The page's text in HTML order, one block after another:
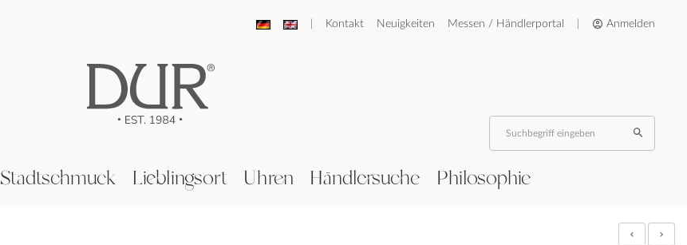
Kontakt Neuigkeiten Messen / Händlerportal Anmelden
Stadtschmuck Lieblingsort Uhren Händlersuche Philosophie